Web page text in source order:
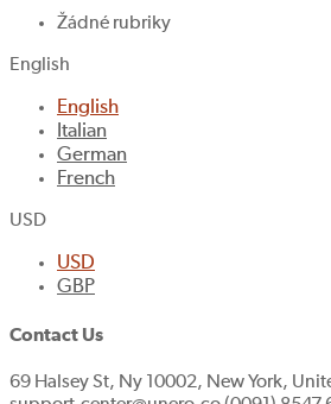
Žádné rubriky
English
English
Italian
German
French
USD
USD
GBP
Contact Us
69 Halsey St, Ny 10002, New York,